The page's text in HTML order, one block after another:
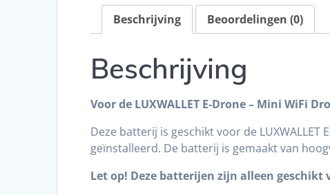
Beschrijving Beoordelingen (0)
Beschrijving
Voor de LUXWALLET E-Drone – Mini WiFi
Deze batterij is geschikt voor de
geïnstalleerd. De batterij is gemaakt van
Let op! Deze batterijen zijn alleen geschikt